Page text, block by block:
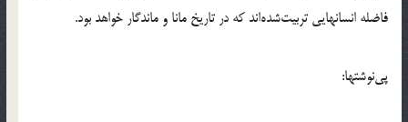
فاضله انسانهايى تربيت‌شده‌اند كه در تاريخ مانا و ماندگار خواهد بود.
پى‌نوشتها: